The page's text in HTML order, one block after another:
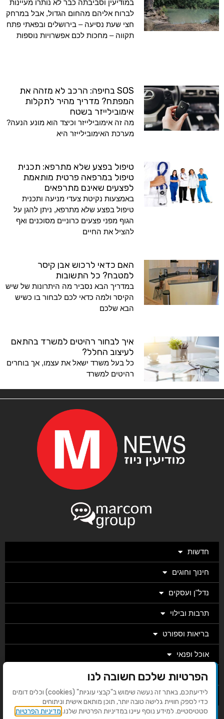
במודיעין וסביבתה כבר לא נותרו מעיינות
לברוח אליהם מהחום הגדול, אבל במרחק
חצי שעת נסיעה – בירושלים ובפאתי פתח
תקווה – מחכות לכם אפשרויות נוספות
SOS בחיפה: הרכב לא מזהה את
המפתח? מדריך מהיר לתקלות
אימובילייזר בשטח
מה זה אימובילייזר וכיצד הוא מונע הנעה?
מערכת האימובילייזר היא
טיפול בפצע שלא מתרפא: תכנית
טיפול במרפאה פרטית מותאמת
לפצעים שאינם מתרפאים
באמצעות נקיטת צעדי מניעה ותכנית
טיפול בפצע שלא מתרפא, ניתן להגן על
הגוף מפני פצעים כרוניים מסוכנים ואף
להציל את החיים
האם כדאי לרכוש אבן קיסר
למטבח? כל התשובות
במדריך הבא נסביר מה היתרונות של שיש
הקיסר ולמה כדאי לכם לבחור בו כשיש
הבא שלכם
איך לבחור רהיטים למשרד בהתאם
לעיצוב החלל?
כל בעל משרד ישאל את עצמו, אך בוחרים
רהיטים למשרד
חדשות
חינוך וחוגים
נדל"ן ועסקים
תרבות ובילוי
בריאות וספורט
אוכל ופנאי
מגזין
מערכת
הפרטיות שלכם חשובה לנו
לידיעתכם, באתר זה נעשה שימוש ב"קבצי עוגיות" (cookies) וכלים דומים
כדי לספק חוויית גלישה טובה יותר, תוכן מותאם אישית וניתוחים
סטטיסטיים. למידע נוסף עיינו במדיניות הפרטיות שלנו. מדיניות הפרטיות